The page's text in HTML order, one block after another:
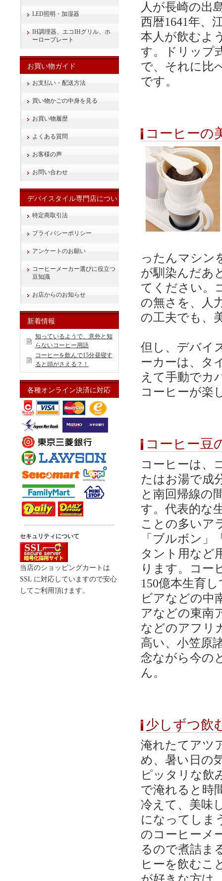
人が長崎の出
西暦1641年、
本人が飲むよ
す。ドリップ
で、それに比
です。
コーヒーの
ったんマシン
が馴染んだあ
てください。
の無さを、人
の工夫でも、
但し、デバイ
ーカーは、タ
えて手動でカ
コーヒーが楽
コーヒー豆
コーヒーは、
たはお湯で成
と南回帰線の
す。代表的な
ことの多いア
「ブルボン
タント用など
ります。コー
150億本生育
ビアなどの中
アなどの東南
などのアフリ
高い、小笠原
念ながら今の
ん。
少しずつ飲
淹れたてアツ
め、暑い日の
ピッタリな飲
で淹れると時
冷えて、美味
になってしま
のコーヒーメ
るので煮詰ま
ヒーを飲むこ
LED照明・加湿器
IH調理器、エコIHグリル、ホ
ーロープレート
お買い物ガイド
お支払い・配送方法
買い物かごの中身を見る
お買い物履歴
よくある質問
お客様の声
お問い合わせ
デバイスタイル専門店につい
て特定商取引法
プライバシーポリシー
アンケートのお願い
コーヒーメーカー選びに役立つ
豆知識
お店からのお知らせ
新着情報
知っているようで、意外と知
らないコーヒー用語
コーヒーを飲んで15分昼寝す
ると頭がさえる？！
各種オンライン決済に対応
セキュリティについて
当店のショッピングカートは
SSL に対応していますので安心
してご利用頂けます。